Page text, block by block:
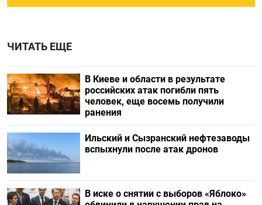
ЧИТАТЬ ЕЩЕ
В Киеве и области в результате
российских атак погибли пять
человек, еще восемь получили
ранения
Ильский и Сызранский нефтезаводы
вспыхнули после атак дронов
В иске о снятии с выборов «Яблоко»